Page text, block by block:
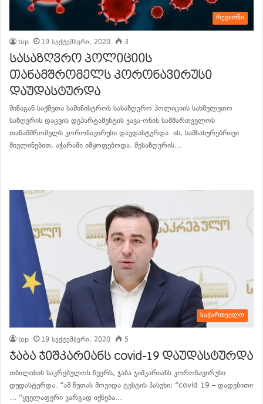
რეგიონი
top 19 სექტემბერი, 2020 3
სასაზღვრო პოლიციის
თანამშრომელს კორონავირუსი
დაუდასტურდა
შინაგან საქმეთა სამინისტროს სასაზღვრო პოლიციის სახმელეთო
საზღვრის დაცვის დეპარტამენტის ჯავა-ონის სამმართველოს
თანამშრომელს კორონავირუსი დაუდასტურდა. ის, სამსახურებრივი
მივლინებით, აჭარაში იმყოფებოდა. მესაზღვრის…
საქართველო
top 19 სექტემბერი, 2020 5
ჯაბა ჯიშკარიანს covid-19 დაუდასტურდა
თბილისის საკრებულოს წევრს, ჯაბა ჯიშკარიანს კორონავირუსი
დუდასტურდა. “ამ წუთას მოვიდა ტესტის პასუხი: “covid 19 – დადებითი
… “ყველაფერი კარგად იქნება…